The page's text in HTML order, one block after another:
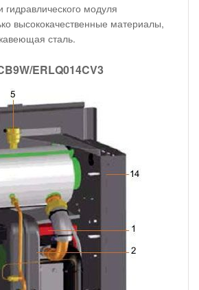
гидравлического модуля
высококачественные материалы,
сталь.
ERLQ014CV3